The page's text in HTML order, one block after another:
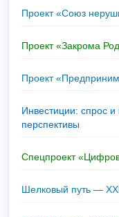
Проект «Союз
Проект «Закрома
Проект
Инвестиции: спрос
перспективы
Спецпроект
Шелковый путь —